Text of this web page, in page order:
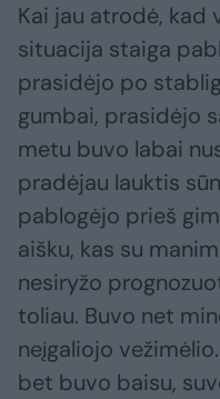
Kai jau atrodė, kad
situacija staiga
prasidėjo po
gumbai, prasidėjo
metu buvo labai
pradėjau lauktis
pablogėjo prieš
aišku, kas su
nesiryžo
toliau. Buvo net
neįgaliojo
bet buvo baisu,